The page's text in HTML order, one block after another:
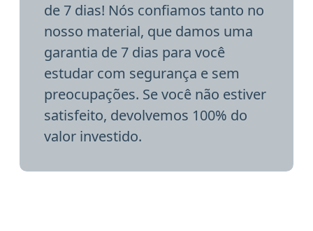
de 7 dias! Nós confiamos tanto no
nosso material, que damos uma
garantia de 7 dias para você
estudar com segurança e sem
preocupações. Se você não estiver
satisfeito, devolvemos 100% do
valor investido.